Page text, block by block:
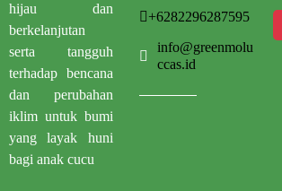
hijau dan
berkelanjutan
serta tangguh
terhadap bencana
dan perubahan
iklim untuk bumi
yang layak huni
bagi anak cucu
+6282296287595
info@greenmolu
ccas.id